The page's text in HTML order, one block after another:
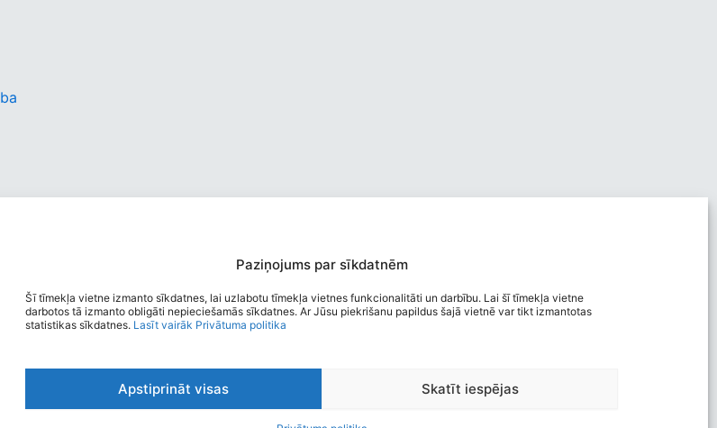
Paziņojums par sīkdatnēm
Šī tīmekļa vietne izmanto sīkdatnes, lai uzlabotu tīmekļa vietnes funkcionalitāti un darbību. Lai šī tīmekļa vietne
darbotos tā izmanto obligāti nepieciešamās sīkdatnes. Ar Jūsu piekrišanu papildus šajā vietnē var tikt izmantotas
statistikas sīkdatnes. Lasīt vairāk Privātuma politika
Apstiprināt visas Skatīt iespējasViegli lasīt